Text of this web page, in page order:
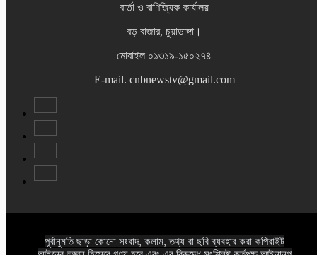
বার্তা ও বাণিজ্যিক কার্যালয়
বড় বাজার, চুয়াডাঙ্গা।
মোবাইল ০১৩১৯-১৫০২৭৪
E-mail. cnbnewstv@gmail.com
পূর্বানুমতি ছাড়া কোনো সংবাদ, কলাম, তথ্য বা ছবি ব্যবহার করা কপিরাইট